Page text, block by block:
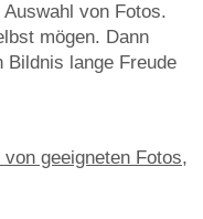
von Fotos.
mögen. Dann
Bildnis lange Freude
geeigneten Fotos,